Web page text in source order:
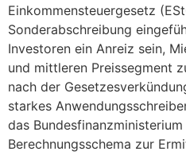
Einkommensteuergesetz
Sonderabschreibung
Investoren ein Anreiz sein,
und mittleren Preissegment
nach der
starkes
das
Berechnungsschema zur